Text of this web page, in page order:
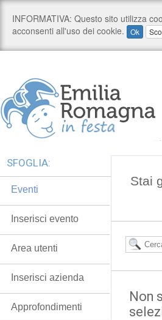
Stai
Non
SFOGLIA:
Eventi
Inserisci evento
Area utenti
Inserisci azienda
Approfondimenti